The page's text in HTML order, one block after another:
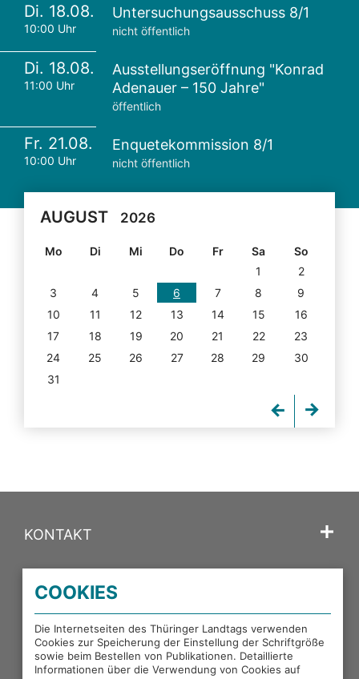
Di. 18.08.
10:00 Uhr
Untersuchungsausschuss 8/1
nicht öffentlich
Di. 18.08.
11:00 Uhr
Ausstellungseröffnung "Konrad
Adenauer – 150 Jahre"
öffentlich
Fr. 21.08.
10:00 Uhr
Enquetekommission 8/1
nicht öffentlich
AUGUST 2026
Mo Di Mi Do Fr Sa
So
1
2
3
4 5 6 7 8
9
10
11 12 13 14 15
16
17
18 19 20 21 22
23
24
25 26 27 28 29
30
31
KONTAKT
PORTALE DES THÜRINGER LANDTAGS
EXTERNE LINKS
COOKIES
Die Internetseiten des Thüringer Landtags verwenden
Cookies zur Speicherung der Einstellung der Schriftgröße
sowie beim Bestellen von Publikationen. Detaillierte
Informationen über die Verwendung von Cookies auf